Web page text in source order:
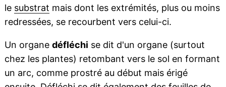
le substrat mais dont les extrémités, plus ou moins
redressées, se recourbent vers celui-ci.
Un organe défléchi se dit d'un organe (surtout
chez les plantes) retombant vers le sol en formant
un arc, comme prostré au début mais érigé